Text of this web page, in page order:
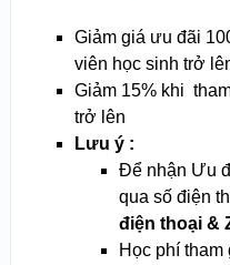
Giảm giá ưu đãi
viên học sinh trở
Giảm 15% khi
trở lên
Lưu ý :
Để nhận Ưu
qua số điện
điện thoại &
Học phí